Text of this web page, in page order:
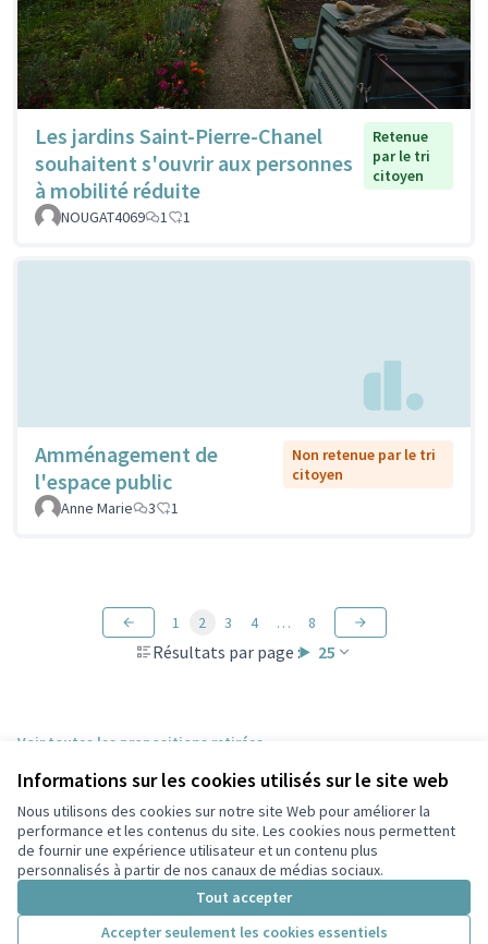
Informations sur les cookies utilisés sur le site web
Nous utilisons des cookies sur notre site Web pour améliorer la
performance et les contenus du site. Les cookies nous permettent
de fournir une expérience utilisateur et un contenu plus
personnalisés à partir de nos canaux de médias sociaux.
Tout accepter
Accepter seulement les cookies essentiels
Les jardins Saint-Pierre-Chanel
souhaitent s'ouvrir aux personnes
à mobilité réduite
Retenue
par le tri
citoyen
NOUGAT4069 1 1
Amménagement de
l'espace public
Non retenue par le tri
citoyen
Anne Marie
3 1
Résultats par page : 25
1 2 3 4 … 8
Voir toutes les propositions retirées
Conditions d'utilisation
Paramètres des cookies
Participez Villeurbanne sur X
(Lien externe)
Participez Villeurbanne sur Facebook
Participez Villeurbanne sur Instagram
Participez Villeurbanne sur YouTube
(Lien externe)